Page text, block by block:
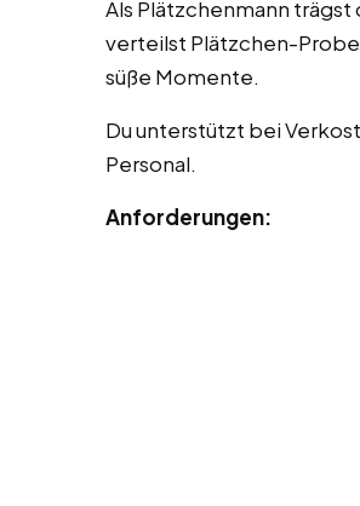
Als Plätzchenmann
verteilst Plätzchen-
süße Momente.
Du unterstützt bei
Personal.
Anforderungen: